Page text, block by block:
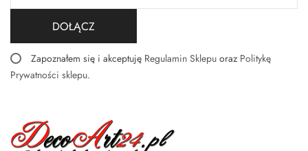
DOŁĄCZ
Zapoznałem się i akceptuję Regulamin Sklepu oraz Politykę
Prywatności sklepu.